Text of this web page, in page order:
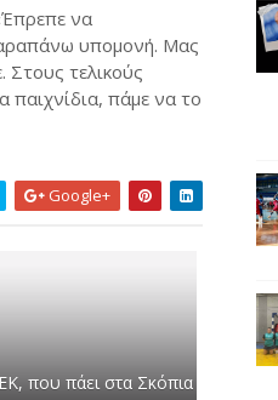
να
υπομονή. Μας
Στους τελικούς
παιχνίδια, πάμε να το
Google+
που πάει στα Σκόπια